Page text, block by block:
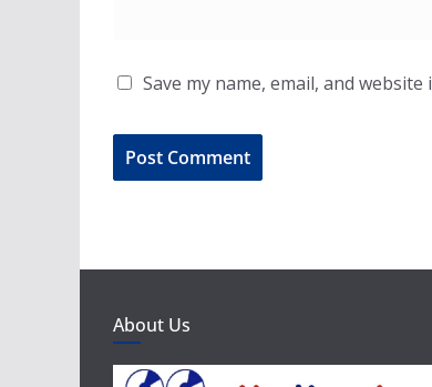
Save my name, email, and
About Us